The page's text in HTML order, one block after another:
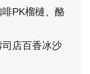
PK榴槤、酪
店百香冰沙